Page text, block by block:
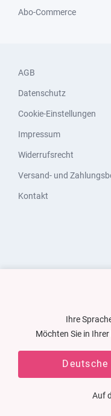
Abo-Commerce
AGB
Datenschutz
Cookie-Einstellungen
Impressum
Widerrufsrecht
Versand- und
Kontakt
Ihre
Möchten Sie in
Auf